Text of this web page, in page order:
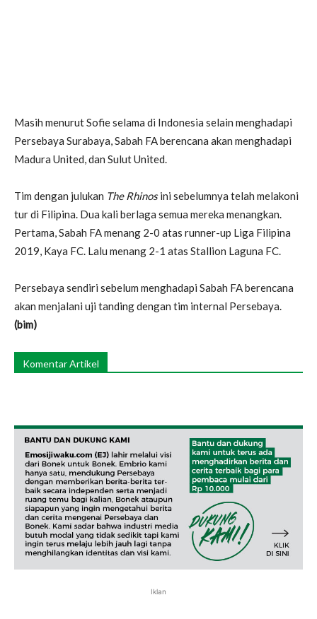
Masih menurut Sofie selama di Indonesia selain menghadapi
Persebaya Surabaya, Sabah FA berencana akan menghadapi
Madura United, dan Sulut United.
Tim dengan julukan The Rhinosini sebelumnya telah melakoni
tur di Filipina. Dua kali berlaga semua mereka menangkan.
Pertama, Sabah FA menang 2-0 atas runner-up Liga Filipina
2019, Kaya FC. Lalu menang 2-1 atas Stallion Laguna FC.
Persebaya sendiri sebelum menghadapi Sabah FA berencana
akan menjalani uji tanding dengan tim internal Persebaya.
(bim)
Komentar Artikel
Iklan